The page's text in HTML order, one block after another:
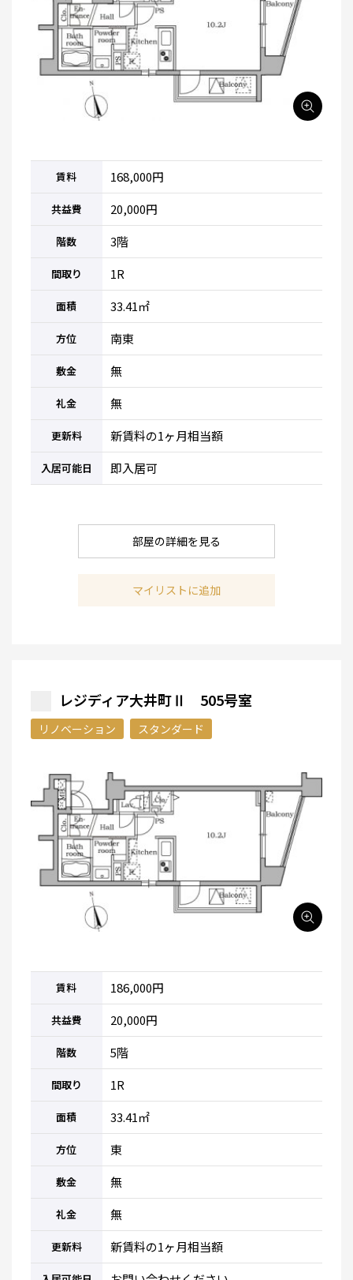
賃料 168,000円
共益費 20,000円
階数 3階
間取り 1R
面積 33.41㎡
方位 南東
敷金 無
礼金 無
更新料 新賃料の1ヶ月相当額
入居可能日 即入居可
部屋の詳細を見る
マイリストに追加
レジディア大井町Ⅱ 505号室
リノベーション スタンダード
賃料 186,000円
共益費 20,000円
階数 5階
間取り 1R
面積 33.41㎡
方位 東
敷金 無
礼金 無
更新料 新賃料の1ヶ月相当額